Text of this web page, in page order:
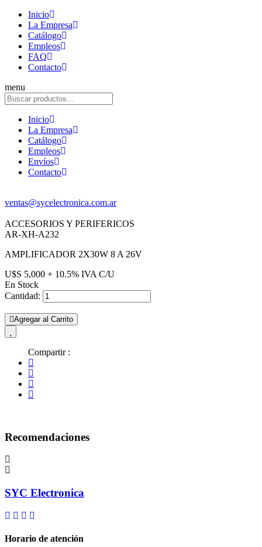
Inicio
La Empresa
Catálogo
Empleos
FAQ
Contacto
menu
Inicio
La Empresa
Catálogo
Empleos
Envíos
Contacto
ventas@sycelectronica.com.ar
ACCESORIOS Y PERIFERICOS
AR-XH-A232
AMPLIFICADOR 2X30W 8 A 26V
U$S 5,000 + 10.5% IVA C/U
En Stock
Cantidad:
Agregar al Carrito
Compartir :
Recomendaciones
SYC Electronica
Horario de atención